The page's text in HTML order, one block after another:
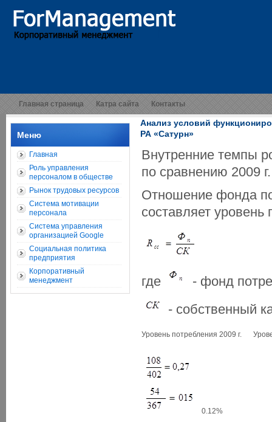
Главная страница Катра сайта Контакты
Меню
Главная
Роль управления
персоналом в обществе
Рынок трудовых ресурсов
Система мотивации
персонала
Система управления
организацией Google
Социальная политика
предприятия
Корпоративный
менеджмент
Анализ условий
РА «Сатурн»
Внутренние темпы
по сравнению 2009
Отношение фонда
составляет уровень
где
- фонд
- собственный
Уровень потребления 2009 г.
0.12%